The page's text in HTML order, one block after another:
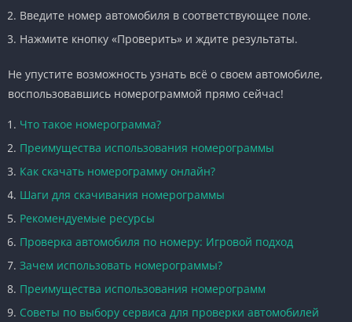
Введите номер автомобиля в соответствующее поле.
Нажмите кнопку «Проверить» и ждите результаты.
Не упустите возможность узнать всё о своем автомобиле,
воспользовавшись номерограммой прямо сейчас!
Что такое номерограмма?
Преимущества использования номерограммы
Как скачать номерограмму онлайн?
Шаги для скачивания номерограммы
Рекомендуемые ресурсы
Проверка автомобиля по номеру: Игровой подход
Зачем использовать номерограммы?
Преимущества использования номерограмм
Советы по выбору сервиса для проверки автомобилей